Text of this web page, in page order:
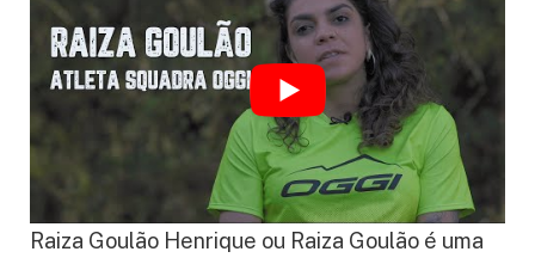
Raiza Goulão Henrique ou Raiza Goulão é uma